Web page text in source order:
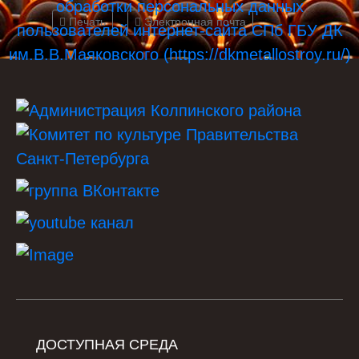
Печать Электронная почта
ДОСТУПНАЯ СРЕДА
обработки персональных данных
пользователей интернет-сайта СПб ГБУ ДК
им.В.В.Маяковского (https://dkmetallostroy.ru/)